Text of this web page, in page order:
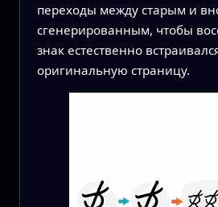
переходы между старым и
сгенерированным, чтобы
знак естественно
оригинальную страницу.